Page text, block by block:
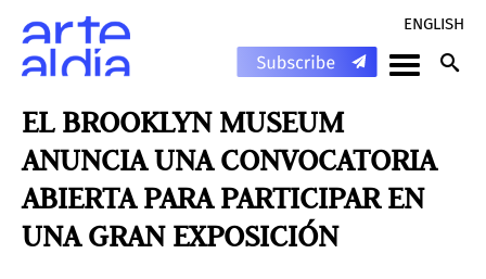
ENGLISH
EL BROOKLYN MUSEUM
ANUNCIA UNA CONVOCATORIA
ABIERTA PARA PARTICIPAR EN
UNA GRAN EXPOSICIÓN